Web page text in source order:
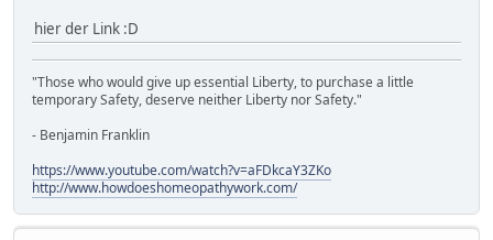
hier der Link :D
"Those who would give up essential Liberty, to purchase a little
temporary Safety, deserve neither Liberty nor Safety."
- Benjamin Franklin
https://www.youtube.com/watch?v=aFDkcaY3ZKo
http://www.howdoeshomeopathywork.com/